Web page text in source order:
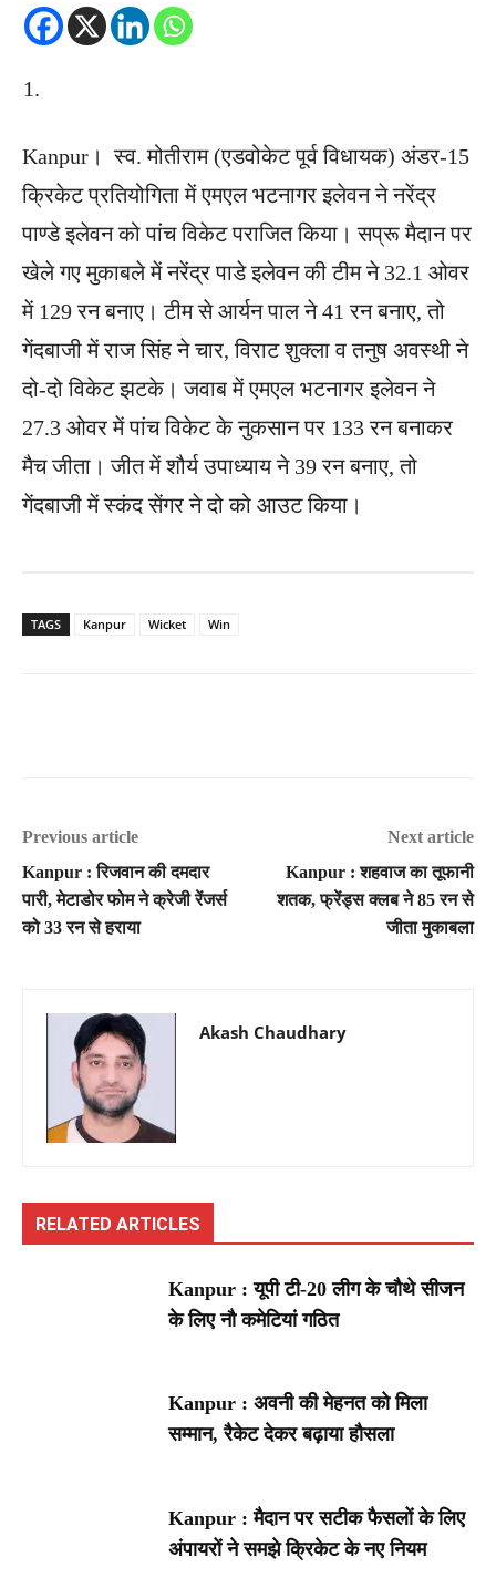
Kanpur। स्व. मोतीराम (एडवोकेट पूर्व विधायक) अंडर-15
क्रिकेट प्रतियोगिता में एमएल भटनागर इलेवन ने नरेंद्र
पाण्डे इलेवन को पांच विकेट पराजित किया। सप्रू मैदान पर
खेले गए मुकाबले में नरेंद्र पाडे इलेवन की टीम ने 32.1 ओवर
में 129 रन बनाए। टीम से आर्यन पाल ने 41 रन बनाए, तो
गेंदबाजी में राज सिंह ने चार, विराट शुक्ला व तनुष अवस्थी ने
दो-दो विकेट झटके। जवाब में एमएल भटनागर इलेवन ने
27.3 ओवर में पांच विकेट के नुकसान पर 133 रन बनाकर
मैच जीता। जीत में शौर्य उपाध्याय ने 39 रन बनाए, तो
गेंदबाजी में स्कंद सेंगर ने दो को आउट किया।
TAGS Kanpur Wicket Win
Previous article
Kanpur : रिजवान की दमदार
पारी, मेटाडोर फोम ने क्रेजी रेंजर्स
को 33 रन से हराया
Next article
Kanpur : शहवाज का तूफानी
शतक, फ्रेंड्स क्लब ने 85 रन से
जीता मुकाबला
Akash Chaudhary
RELATED ARTICLES
Kanpur : यूपी टी-20 लीग के चौथे सीजन
के लिए नौ कमेटियां गठित
Kanpur : अवनी की मेहनत को मिला
सम्मान, रैकेट देकर बढ़ाया हौसला
Kanpur : मैदान पर सटीक फैसलों के लिए
अंपायरों ने समझे क्रिकेट के नए नियम